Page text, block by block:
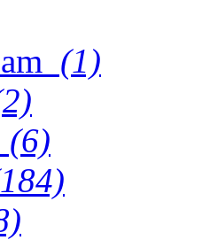
(1)
(6)